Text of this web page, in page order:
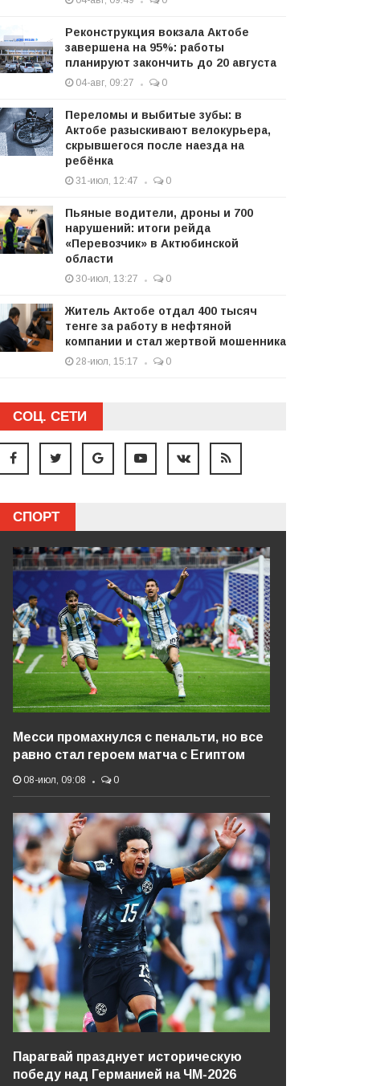
Реконструкция вокзала Актобе
завершена на 95%: работы
планируют закончить до 20 августа
04-авг, 09:27 0
Переломы и выбитые зубы: в
Актобе разыскивают велокурьера,
скрывшегося после наезда на
ребёнка
31-июл, 12:47 0
Пьяные водители, дроны и 700
нарушений: итоги рейда
«Перевозчик» в Актюбинской
области
30-июл, 13:27 0
Житель Актобе отдал 400 тысяч
тенге за работу в нефтяной
компании и стал жертвой мошенника
28-июл, 15:17 0
СОЦ. СЕТИ
СПОРТ
Месси промахнулся с пенальти, но все
равно стал героем матча с Египтом
08-июл, 09:08 0
Парагвай празднует историческую
победу над Германией на ЧМ-2026